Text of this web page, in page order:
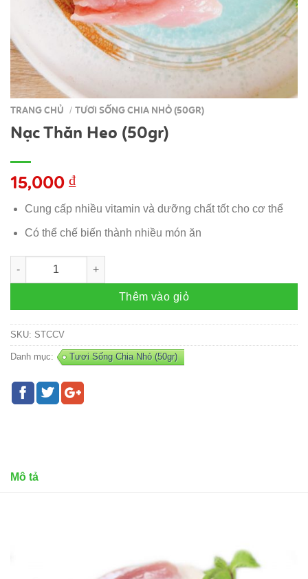
TRANG CHỦ / TƯƠI SỐNG CHIA NHỎ (50GR)
Nạc Thăn Heo (50gr)
15,000 ₫
Cung cấp nhiều vitamin và dưỡng chất tốt cho cơ thể
Có thể chế biến thành nhiều món ăn
Nạc Thăn Heo (50gr) số lượng
Thêm vào giỏ
SKU: STCCV
Danh mục: Tươi Sống Chia Nhỏ (50gr)
Mô tả